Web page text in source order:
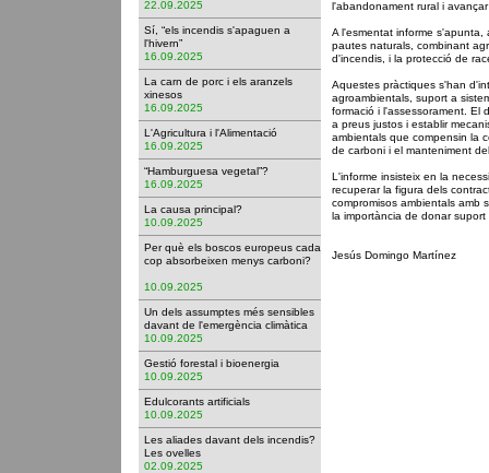
22.09.2025
Sí, “els incendis s'apaguen a
l'hivern”
16.09.2025
La carn de porc i els aranzels
xinesos
16.09.2025
L'Agricultura i l'Alimentació
16.09.2025
“Hamburguesa vegetal”?
16.09.2025
La causa principal?
10.09.2025
Per què els boscos europeus cada
cop absorbeixen menys carboni?
10.09.2025
Un dels assumptes més sensibles
davant de l'emergència climàtica
10.09.2025
Gestió forestal i bioenergia
10.09.2025
Edulcorants artificials
10.09.2025
Les aliades davant dels incendis?
Les ovelles
02.09.2025
l'abandonament rural i
A l'esmentat informe s'apunta,
pautes naturals, combinant
d'incendis, i la protecció de
Aquestes pràctiques s'han
agroambientals, suport a
formació i l'assessorament. El
a preus justos i establir
ambientals que compensin la
de carboni i el manteniment
L'informe insisteix en la
recuperar la figura dels
compromisos ambientals amb
la importància de donar
Jesús Domingo Martínez